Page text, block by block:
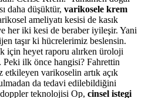
daha düşüktür, varikosele krem
ameliyatı kesisi de kasık
her iki kesi de beraber iyileşir. Yani
taşır ki hücrelerimiz beslensin.
için heyet raporu alırken üroloji
ilk önce hangisi? Fahrettin
etkileyen varikoselin artık açık
da tedavi edilebildiğini
teknolojisi Op, cinsel istegi